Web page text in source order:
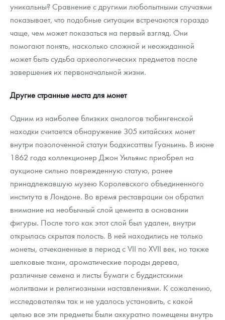
уникальны? Сравнение с другими любопытными случаями
показывает, что подобные ситуации встречаются гораздо
чаще, чем может показаться на первый взгляд. Они
помогают понять, насколько сложной и неожиданной
может быть судьба археологических предметов после
завершения их первоначальной жизни.
Другие странные места для монет
Одним из наиболее близких аналогов тюбингенской
находки считается обнаружение 305 китайских монет
внутри позолоченной статуи бодхисаттвы Гуаньинь. В июне
1862 года коллекционер Джон Уильямс приобрел на
аукционе сильно поврежденную статую, ранее
принадлежавшую музею Королевского объединенного
института в Лондоне. Во время реставрации он обратил
внимание на необычный слой цемента в основании
фигуры. После того как этот слой был удален, внутри
открылась скрытая полость. В ней находились не только
монеты, отчеканенные в период с VII по XVII век, но также
шелковые ткани, ароматические породы дерева,
различные семена и листы бумаги с буддистскими
молитвами и религиозными наставлениями. К сожалению,
исследователям так и не удалось установить, с какой
целью все эти предметы были аккуратно помещены внутрь